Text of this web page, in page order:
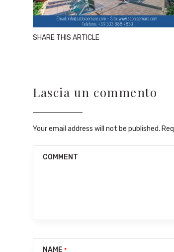
SHARE THIS ARTICLE
Lascia un commento
Your email address will not be published.
COMMENT
NAME *